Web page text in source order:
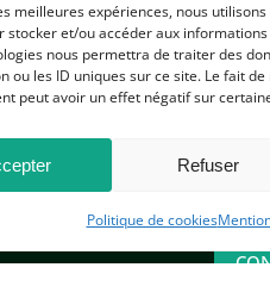
meilleures expériences, nous
stocker et/ou accéder aux
nous permettra de traiter des
ou les ID uniques sur ce site. Le fait
peut avoir un effet négatif sur
Refuser
Politique de cookies